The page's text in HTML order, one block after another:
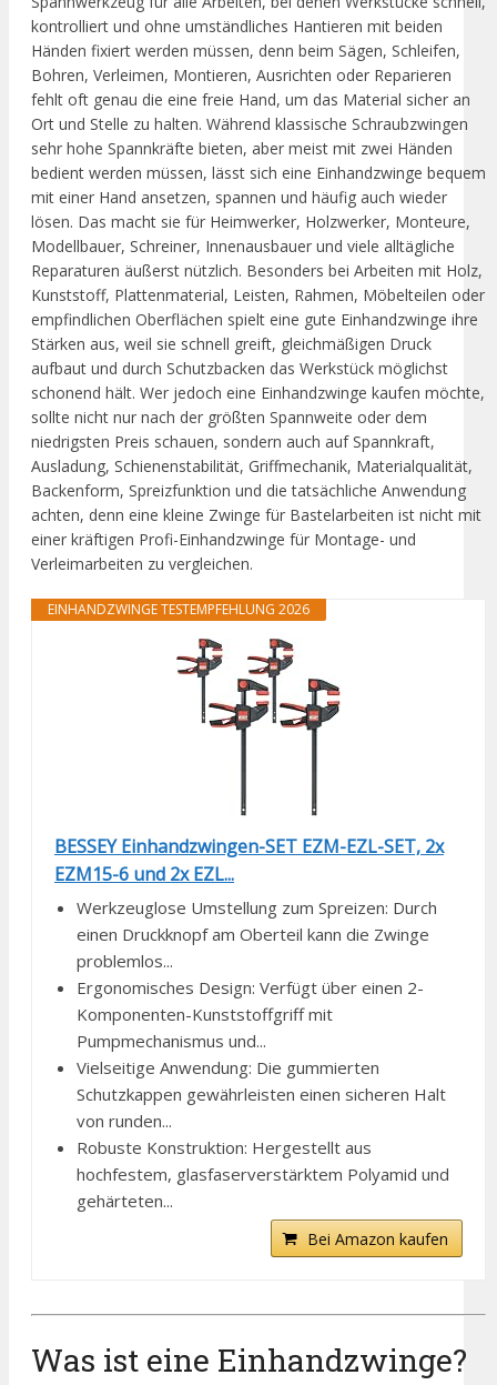
kontrolliert und ohne umständliches Hantieren mit beiden
Händen fixiert werden müssen, denn beim Sägen, Schleifen,
Bohren, Verleimen, Montieren, Ausrichten oder Reparieren
fehlt oft genau die eine freie Hand, um das Material sicher an
Ort und Stelle zu halten. Während klassische Schraubzwingen
sehr hohe Spannkräfte bieten, aber meist mit zwei Händen
bedient werden müssen, lässt sich eine Einhandzwinge bequem
mit einer Hand ansetzen, spannen und häufig auch wieder
lösen. Das macht sie für Heimwerker, Holzwerker, Monteure,
Modellbauer, Schreiner, Innenausbauer und viele alltägliche
Reparaturen äußerst nützlich. Besonders bei Arbeiten mit Holz,
Kunststoff, Plattenmaterial, Leisten, Rahmen, Möbelteilen oder
empfindlichen Oberflächen spielt eine gute Einhandzwinge ihre
Stärken aus, weil sie schnell greift, gleichmäßigen Druck
aufbaut und durch Schutzbacken das Werkstück möglichst
schonend hält. Wer jedoch eine Einhandzwinge kaufen möchte,
sollte nicht nur nach der größten Spannweite oder dem
niedrigsten Preis schauen, sondern auch auf Spannkraft,
Ausladung, Schienenstabilität, Griffmechanik, Materialqualität,
Backenform, Spreizfunktion und die tatsächliche Anwendung
achten, denn eine kleine Zwinge für Bastelarbeiten ist nicht mit
einer kräftigen Profi-Einhandzwinge für Montage- und
Verleimarbeiten zu vergleichen.
EINHANDZWINGE TESTEMPFEHLUNG 2026
BESSEY Einhandzwingen-SET EZM-EZL-SET, 2x
EZM15-6 und 2x EZL...
Werkzeuglose Umstellung zum Spreizen: Durch
einen Druckknopf am Oberteil kann die Zwinge
problemlos...
Ergonomisches Design: Verfügt über einen 2-
Komponenten-Kunststoffgriff mit
Pumpmechanismus und...
Vielseitige Anwendung: Die gummierten
Schutzkappen gewährleisten einen sicheren Halt
von runden...
Robuste Konstruktion: Hergestellt aus
hochfestem, glasfaserverstärktem Polyamid und
gehärteten...
Bei Amazon kaufen
Was ist eine Einhandzwinge?